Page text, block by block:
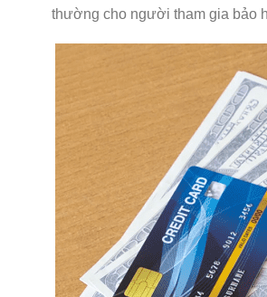
thường cho người tham gia bảo